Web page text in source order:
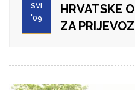
SVI
'09
HRVATSKE
ZA